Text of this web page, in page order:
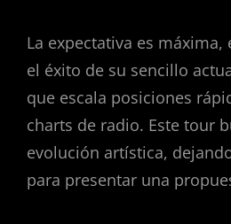
La expectativa es
el éxito de su sencillo
que escala posiciones
charts de radio. Este tour
evolución artística,
para presentar una